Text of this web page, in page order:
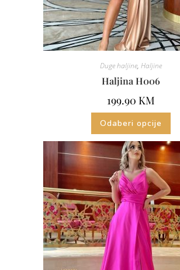
Duge haljine, Haljine
Haljina H006
199.90 KM
Odaberi opcije